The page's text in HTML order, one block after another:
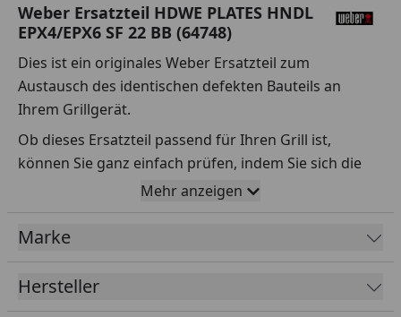
Weber Ersatzteil HDWE PLATES HNDL
EPX4/EPX6 SF 22 BB (64748)
Dies ist ein originales Weber Ersatzteil zum
Austausch des identischen defekten Bauteils an
Ihrem Grillgerät.
Ob dieses Ersatzteil passend für Ihren Grill ist,
können Sie ganz einfach prüfen, indem Sie sich die
Explosionszeichnung Ihres Grills anschauen und dort
das betreffende Teil heraussuchen.
Über die Seriennummer Ihres Grillgeräts kommen Sie
ganz einfach zur passenden Explosionszeichnung.
Geben Sie dafür die Seriennummer
Mehr anzeigen
Marke
Hersteller